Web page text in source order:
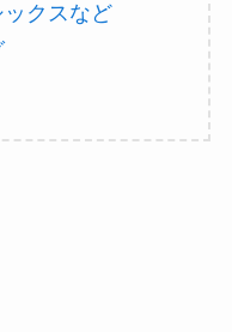
クスなど